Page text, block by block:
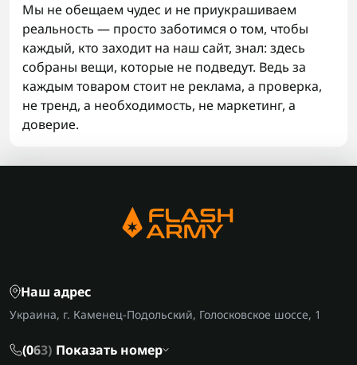
Мы не обещаем чудес и не приукрашиваем
реальность — просто заботимся о том, чтобы
каждый, кто заходит на наш сайт, знал: здесь
собраны вещи, которые не подведут. Ведь за
каждым товаром стоит не реклама, а проверка,
не тренд, а необходимость, не маркетинг, а
доверие.
Наш адрес
Украина, г. Каменец-Подольский, Голосковское шоссе, 1
(063) Показать номер